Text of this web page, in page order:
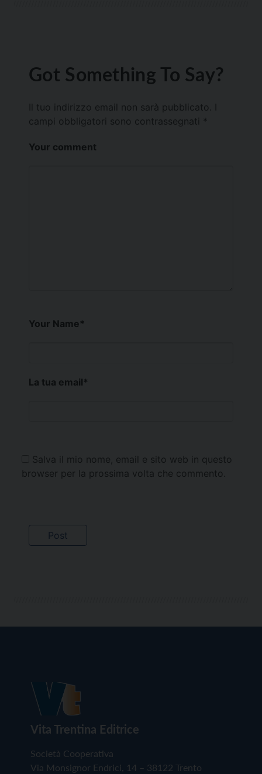
Got Something To Say?
Il tuo indirizzo email non sarà pubblicato.
campi obbligatori sono contrassegnati *
Your comment
Your Name*
La tua email*
Salva il mio nome, email e sito web in questo
browser per la prossima volta che commento.
Vita Trentina Editrice
Società Cooperativa
Via Monsignor Endrici, 14 – 38122 Trento